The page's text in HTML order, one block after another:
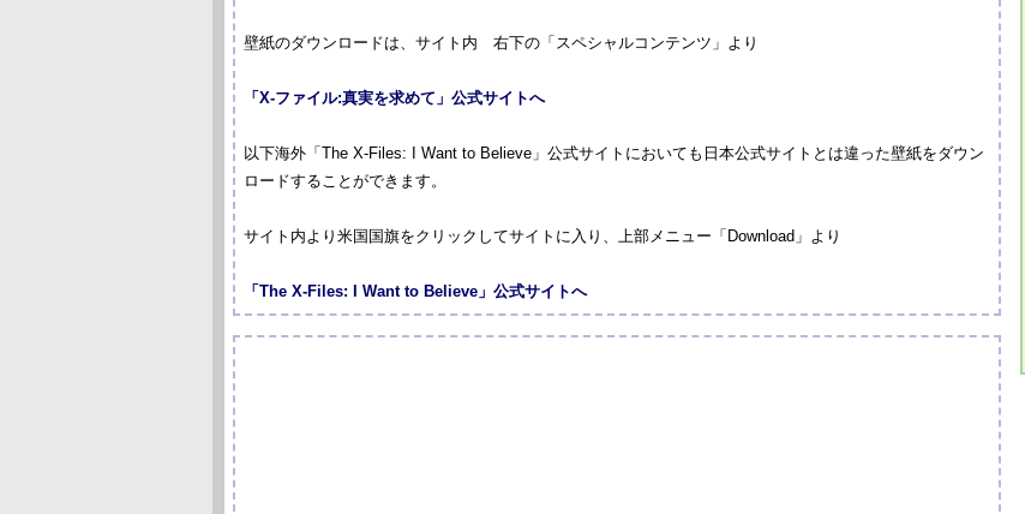
壁紙のダウンロードは、サイト内 右下の「スペシャルコンテンツ」より
「X-ファイル:真実を求めて」公式サイトへ
以下海外「The X-Files: I Want to Believe」公式サイトにおいても日本公式サイトとは違った壁紙をダウン
ロードすることができます。
サイト内より米国国旗をクリックしてサイトに入り、上部メニュー「Download」より
「The X-Files: I Want to Believe」公式サイトへ